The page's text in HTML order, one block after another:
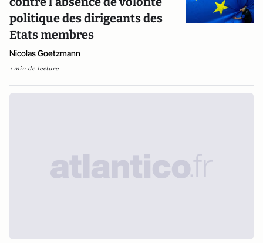
politique des dirigeants des
Etats membres
Nicolas Goetzmann
1 min de lecture